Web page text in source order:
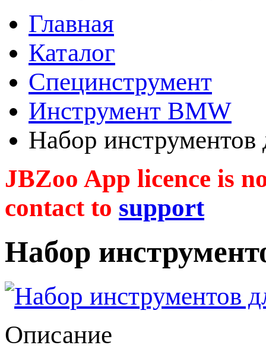
Главная
Каталог
Специнструмент
Инструмент BMW
Набор
JBZoo App licence is
contact to support
Набор
Описание